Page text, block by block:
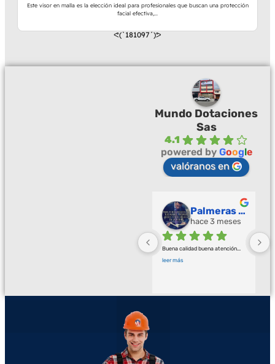
Este visor en malla es la elección ideal para profesionales que buscan una protección
facial efectiva,...
ᕙ(`181097´)ᕗ
Mundo Dotaciones
Sas
4.1
powered by Google
valóranos en
Palmeras Doradas
hace 3 meses
Buena calidad buena atención
leer más